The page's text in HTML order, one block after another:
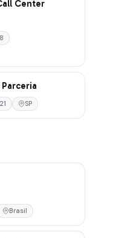
Center
SP
Brasil